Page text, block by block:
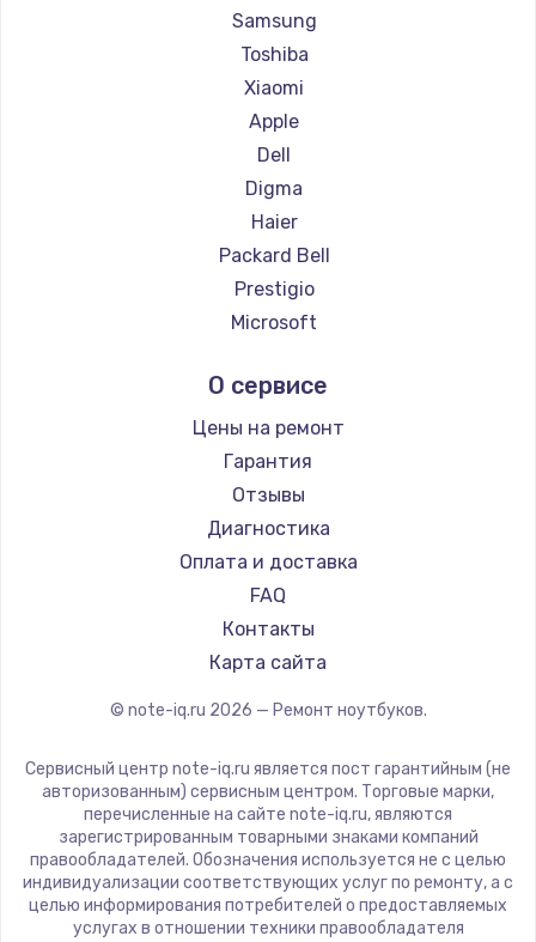
Ремонт ноутбуков LG
Ремонт ноутбуков Panasonic
Ремонт ноутбуков Irbis
Ремонт ноутбуков Thunderobot
Ремонт ноутбуков Hasee
Ремонт ноутбуков ZTE
Ремонт ноутбуков Hiper
Ремонт ноутбуков Evga
Ремонт ноутбуков Google
Ремонт ноутбуков Echips
Ремонт ноутбуков Predator
Ремонт ноутбуков iru
Ремонт ноутбуков Machenike
Ремонт ноутбуков DEXP
Ремонт ноутбуков Teclast
Ремонт ноутбуков CHUWI
Ремонт ноутбуков Colorful
Samsung
Toshiba
Xiaomi
Apple
Dell
Digma
Haier
Packard Bell
Prestigio
Microsoft
Aquarius
Gigabyte
Aorus
Maibenben
Getac
Epson
Philips
LG
Panasonic
ZTE
Hiper
Evga
Google
Echips
О сервисе
Цены на ремонт
Гарантия
Отзывы
Диагностика
Оплата и доставка
FAQ
Контакты
Карта сайта
© note-iq.ru 2026 — Ремонт ноутбуков.
Сервисный центр note-iq.ru является пост гарантийным (не
авторизованным) сервисным центром. Торговые марки,
перечисленные на сайте note-iq.ru, являются
зарегистрированным товарными знаками компаний
правообладателей. Обозначения используется не с целью
индивидуализации соответствующих услуг по ремонту, а с
целью информирования потребителей о предоставляемых
услугах в отношении техники правообладателя